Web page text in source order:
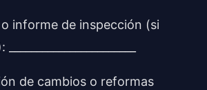
informe de inspección (si
de cambios o reformas